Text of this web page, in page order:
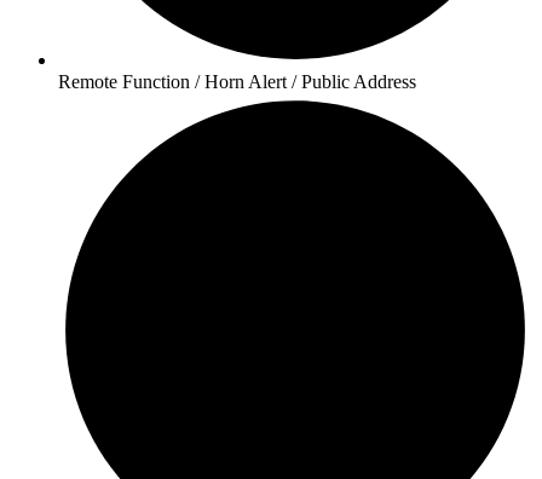
Remote Function / Horn Alert / Public Address